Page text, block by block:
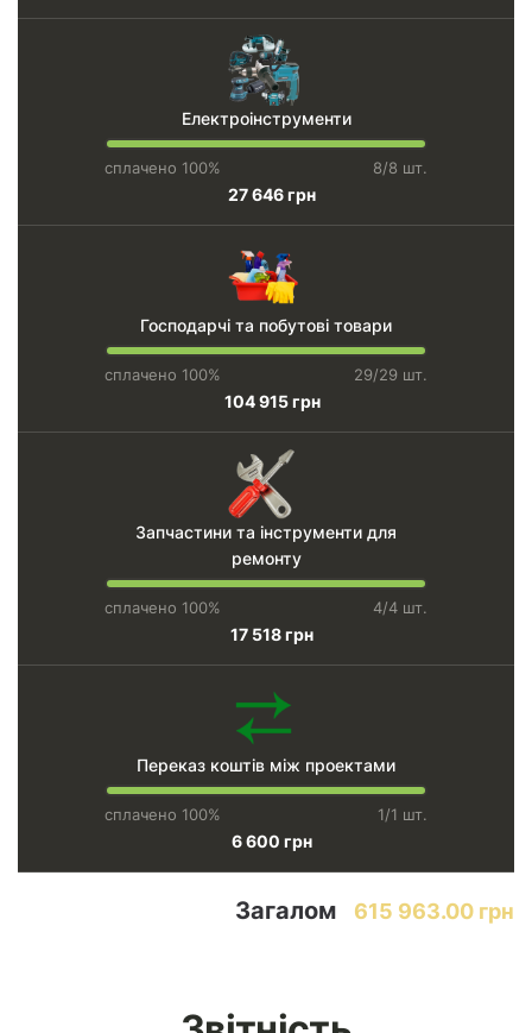
Електроінструменти
сплачено 100% 8/8 шт.
27 646 грн
Господарчі та побутові товари
сплачено 100% 29/29 шт.
104 915 грн
Запчастини та інструменти для
ремонту
сплачено 100% 4/4 шт.
17 518 грн
Переказ коштів між проектами
сплачено 100% 1/1 шт.
6 600 грн
Загалом 615 963.00 грн